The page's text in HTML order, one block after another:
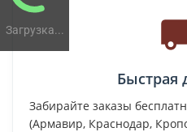
Загрузка...
Быстрая
Забирайте заказы
(Армавир, Краснодар,